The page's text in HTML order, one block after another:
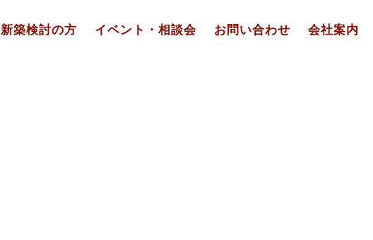
新築検討の方 イベント・相談会 お問い合わせ 会社案内